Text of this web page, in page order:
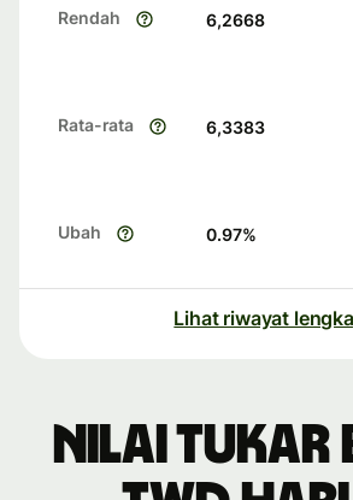
Rendah 6,2668
Rata-rata 6,3383
Ubah 0.97%
Lihat riwayat
Nilai tukar